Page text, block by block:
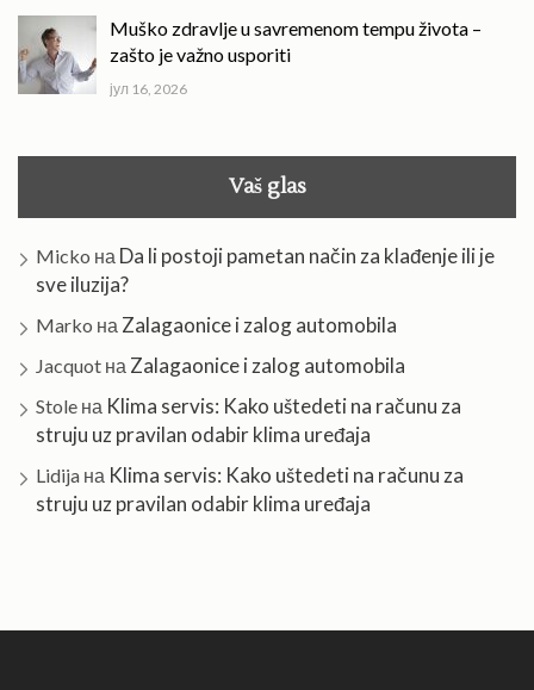
Muško zdravlje u savremenom tempu života –
zašto je važno usporiti
јул 16, 2026
Vaš glas
Micko на Da li postoji pametan način za klađenje ili je
sve iluzija?
Marko на Zalagaonice i zalog automobila
Jacquot на Zalagaonice i zalog automobila
Stole на Klima servis: Kako uštedeti na računu za
struju uz pravilan odabir klima uređaja
Lidija на Klima servis: Kako uštedeti na računu za
struju uz pravilan odabir klima uređaja